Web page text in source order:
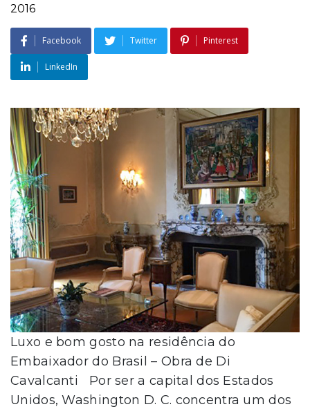
2016
Facebook Twitter Pinterest
LinkedIn
Luxo e bom gosto na residência do
Embaixador do Brasil – Obra de Di
Cavalcanti Por ser a capital dos Estados
Unidos, Washington D. C. concentra um dos